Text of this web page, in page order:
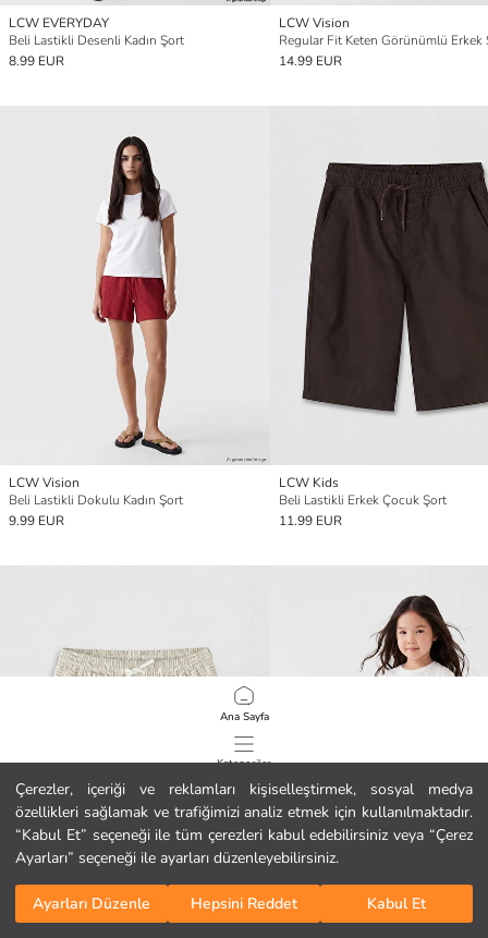
Çerezler, içeriği ve reklamları kişiselleştirmek, sosyal medya
özellikleri sağlamak ve trafiğimizi analiz etmek için kullanılmaktadır.
“Kabul Et” seçeneği ile tüm çerezleri kabul edebilirsiniz veya “Çerez
Ayarları” seçeneği ile ayarları düzenleyebilirsiniz.
Ayarları Düzenle Hepsini Reddet Kabul Et
Ana Sayfa
Kategoriler
Sepetim
LCW EVERYDAY
Beli Lastikli Desenli Kadın Şort
8.99 EUR
LCW Vision
Regular Fit Keten Görünümlü Erkek
14.99 EUR
LCW Vision
Beli Lastikli Dokulu Kadın Şort
9.99 EUR
LCW Kids
Beli Lastikli Erkek Çocuk Şort
11.99 EUR
1561